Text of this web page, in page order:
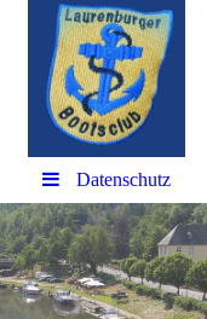
Datenschutz